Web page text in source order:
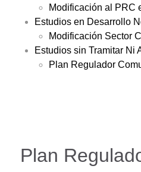
Modificación al PRC
Estudios en Desarrollo
Modificación Sector
Estudios sin Tramitar Ni
Plan Regulador
Plan